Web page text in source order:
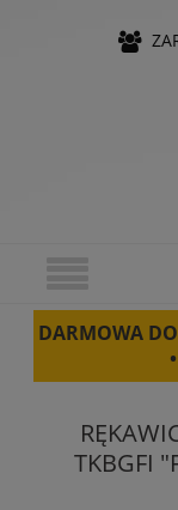
DARMOWA
TKBGFI